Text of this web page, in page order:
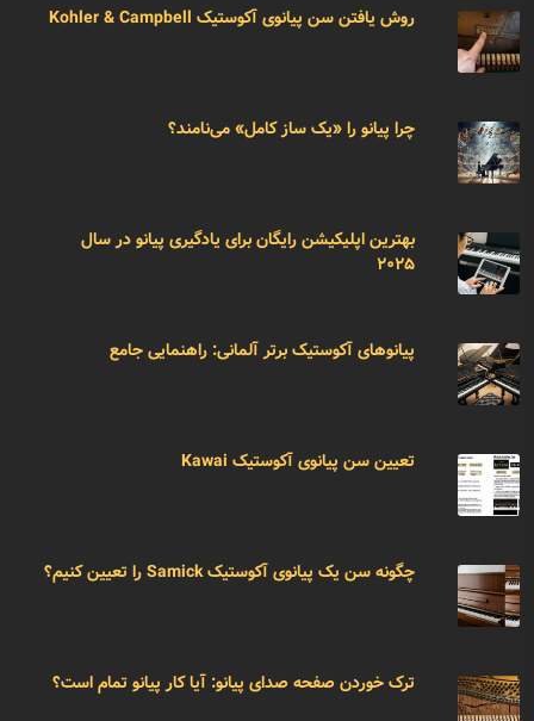
روش یافتن سن پیانوی آکوستیک Kohler & Campbell
چرا پیانو را «یک ساز کامل» می‌نامند؟
بهترین اپلیکیشن رایگان برای یادگیری پیانو در سال
۲۰۲۵
پیانوهای آکوستیک برتر آلمانی: راهنمایی جامع
تعیین سن پیانوی آکوستیک Kawai
چگونه سن یک پیانوی آکوستیک Samick را تعیین کنیم؟
ترک خوردن صفحه صدای پیانو: آیا کار پیانو تمام است؟